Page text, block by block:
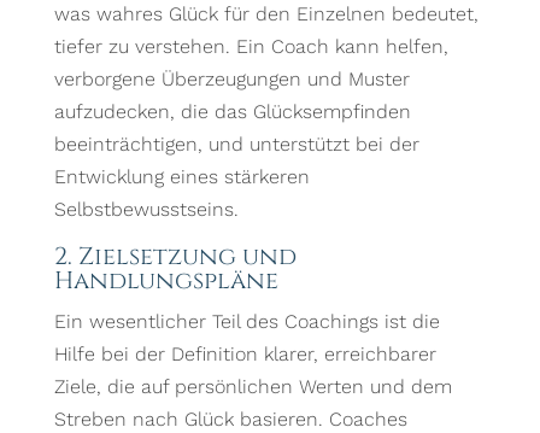
was wahres Glück für den Einzelnen bedeutet,
tiefer zu verstehen. Ein Coach kann helfen,
verborgene Überzeugungen und Muster
aufzudecken, die das Glücksempfinden
beeinträchtigen, und unterstützt bei der
Entwicklung eines stärkeren
Selbstbewusstseins.
2. Zielsetzung und
Handlungspläne
Ein wesentlicher Teil des Coachings ist die
Hilfe bei der Definition klarer, erreichbarer
Ziele, die auf persönlichen Werten und dem
Streben nach Glück basieren. Coaches